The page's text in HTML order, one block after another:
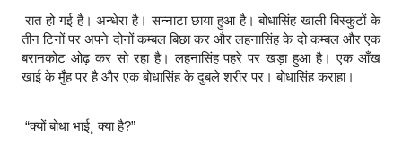
रात हो गई है। अन्धेरा है। सन्नाटा छाया हुआ है। बोधासिंह खाली बिस्कुटों के
तीन टिनों पर अपने दोनों कम्बल बिछा कर और लहनासिंह के दो कम्बल और एक
बरानकोट ओढ़ कर सो रहा है। लहनासिंह पहरे पर खड़ा हुआ है। एक आँख
खाई के मुँह पर है और एक बोधासिंह के दुबले शरीर पर। बोधासिंह कराहा।
“क्यों बोधा भाई¸ क्या है?”